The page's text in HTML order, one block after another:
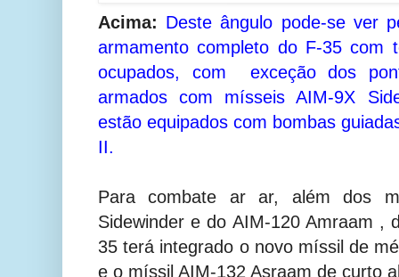
Acima: Deste ângulo pode-se ver
armamento completo do F-35 com
ocupados, com exceção dos
armados com mísseis AIM-9X
estão equipados com bombas
II.
Para combate ar ar, além dos
Sidewinder e do AIM-120 Amraam ,
35 terá integrado o novo míssil de
e o míssil AIM-132 Asraam de curto